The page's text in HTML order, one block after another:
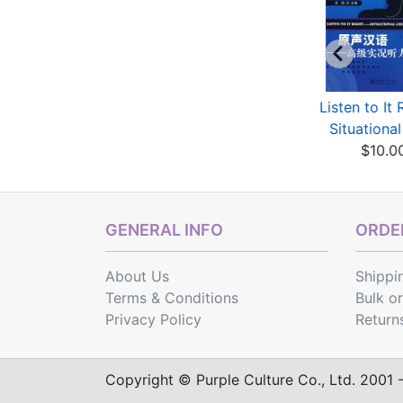
Listen to It
GENERAL INFO
About Us
Terms & Conditions
Privacy Policy
Bulk
Copyright © Purple Culture Co., Ltd. 2001